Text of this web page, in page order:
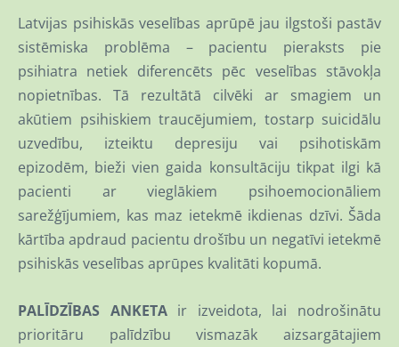
Latvijas psihiskās veselības aprūpē jau ilgstoši pastāv
sistēmiska problēma – pacientu pieraksts pie
psihiatra netiek diferencēts pēc veselības stāvokļa
nopietnības. Tā rezultātā cilvēki ar smagiem un
akūtiem psihiskiem traucējumiem, tostarp suicidālu
uzvedību, izteiktu depresiju vai psihotiskām
epizodēm, bieži vien gaida konsultāciju tikpat ilgi kā
pacienti ar vieglākiem psihoemocionāliem
sarežģījumiem, kas maz ietekmē ikdienas dzīvi. Šāda
kārtība apdraud pacientu drošību un negatīvi ietekmē
psihiskās veselības aprūpes kvalitāti kopumā.
PALĪDZĪBAS ANKETAir izveidota, lai nodrošinātu
prioritāru palīdzību vismazāk aizsargātajiem